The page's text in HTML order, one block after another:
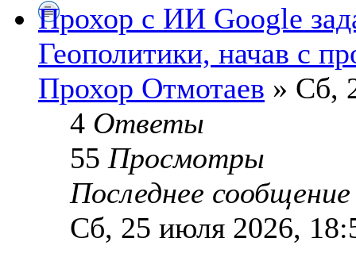
Прохор с ИИ Google
Геополитики, начав с
Прохор Отмотаев » Сб,
4 Ответы
55 Просмотры
Последнее
Сб, 25 июля 2026,